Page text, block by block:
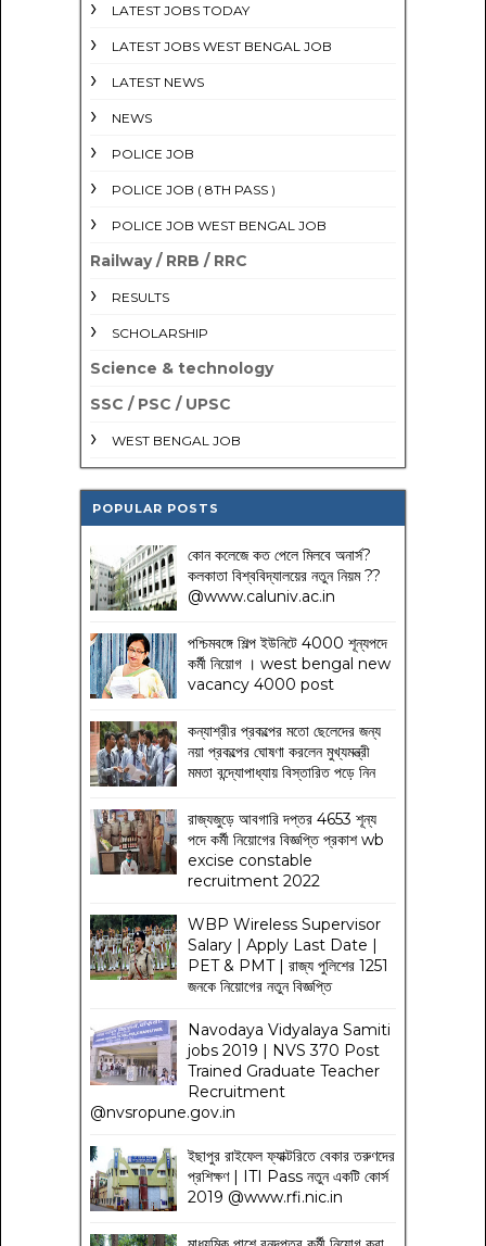
LATEST JOBS TODAY
LATEST JOBS WEST BENGAL JOB
LATEST NEWS
NEWS
POLICE JOB
POLICE JOB ( 8TH PASS )
POLICE JOB WEST BENGAL JOB
Railway / RRB / RRC
RESULTS
SCHOLARSHIP
Science & technology
SSC / PSC / UPSC
WEST BENGAL JOB
POPULAR POSTS
কোন কলেজে কত পেলে মিলবে অনার্স?
কলকাতা বিশ্ববিদ্যালয়ের নতুন নিয়ম??
@www.caluniv.ac.in
পশ্চিমবঙ্গে শিল্প ইউনিটে 4000 শূন্যপদে
কর্মী নিয়োগ । west bengal new
vacancy 4000 post
কন্যাশ্রীর প্রকল্পের মতো ছেলেদের জন্য
নয়া প্রকল্পের ঘোষণা করলেন মুখ্যমন্ত্রী
মমতা বন্দ্যোপাধ্যায় বিস্তারিত পড়ে নিন
রাজ্যজুড়ে আবগারি দপ্তর 4653 শূন্য
পদে কর্মী নিয়োগের বিজ্ঞপ্তি প্রকাশ wb
excise constable
recruitment 2022
WBP Wireless Supervisor
Salary | Apply Last Date |
PET & PMT | রাজ্য পুলিশের 1251
জনকে নিয়োগের নতুন বিজ্ঞপ্তি
Navodaya Vidyalaya Samiti
jobs 2019 | NVS 370 Post
Trained Graduate Teacher
Recruitment
@nvsropune.gov.in
ইছাপুর রাইফেল ফ্যাক্টরিতে বেকার তরুণদের
প্রশিক্ষণ | ITI Pass নতুন একটি কোর্স
2019 @www.rfi.nic.in